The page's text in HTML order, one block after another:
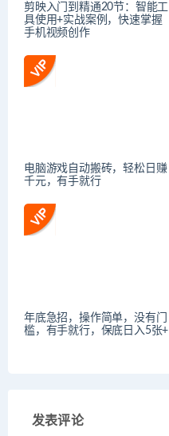
剪映入门到精通20节：智能工
具使用+实战案例，快速掌握
手机视频创作
电脑游戏自动搬砖，轻松日赚
千元，有手就行
年底急招，操作简单，没有门
槛，有手就行，保底日入5张+
发表评论